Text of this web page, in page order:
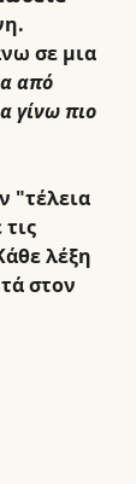
σε μια
από
γίνω πιο
"τέλεια
λέξη
στον